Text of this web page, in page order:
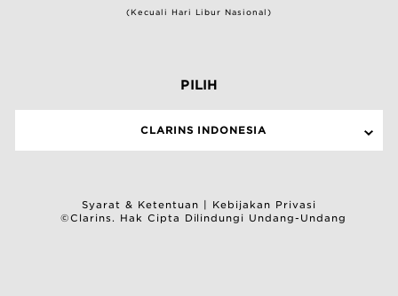
(Kecuali Hari Libur Nasional)
PILIH
CLARINS INDONESIA
Syarat & Ketentuan
Kebijakan Privasi
©Clarins. Hak Cipta Dilindungi Undang-Undang